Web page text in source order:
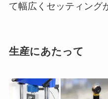
て幅広くセッティング
生産にあたって